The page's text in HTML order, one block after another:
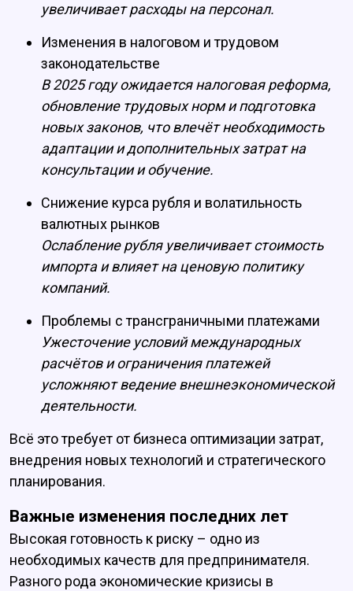
увеличивает расходы на персонал.
Изменения в налоговом и трудовом
законодательстве
В 2025 году ожидается налоговая реформа,
обновление трудовых норм и подготовка
новых законов, что влечёт необходимость
адаптации и дополнительных затрат на
консультации и обучение.
Снижение курса рубля и волатильность
валютных рынков
Ослабление рубля увеличивает стоимость
импорта и влияет на ценовую политику
компаний.
Проблемы с трансграничными платежами
Ужесточение условий международных
расчётов и ограничения платежей
усложняют ведение внешнеэкономической
деятельности.
Всё это требует от бизнеса оптимизации затрат,
внедрения новых технологий и стратегического
планирования.
Важные изменения последних лет
Высокая готовность к риску – одно из
необходимых качеств для предпринимателя.
Разного рода экономические кризисы в